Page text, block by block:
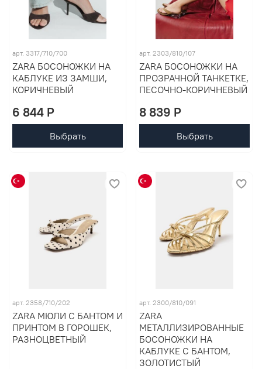
арт. 3317/710/700
ZARA БОСОНОЖКИ НА
КАБЛУКЕ ИЗ ЗАМШИ,
КОРИЧНЕВЫЙ
6 844 P
Выбрать
арт. 2303/810/107
ZARA БОСОНОЖКИ НА
ПРОЗРАЧНОЙ ТАНКЕТКЕ,
ПЕСОЧНО-КОРИЧНЕВЫЙ
8 839 P
Выбрать
арт. 2358/710/202
ZARA МЮЛИ С БАНТОМ И
ПРИНТОМ В ГОРОШЕК,
РАЗНОЦВЕТНЫЙ
арт. 2300/810/091
ZARA
МЕТАЛЛИЗИРОВАННЫЕ
БОСОНОЖКИ НА
КАБЛУКЕ С БАНТОМ,
ЗОЛОТИСТЫЙ